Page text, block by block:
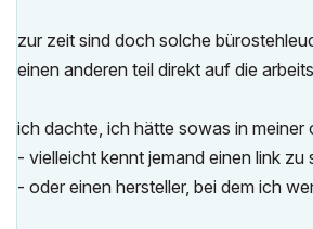
zur zeit sind doch solche
einen anderen teil direkt auf die
ich dachte, ich hätte sowas in
- vielleicht kennt jemand einen link
- oder einen hersteller, bei dem ich